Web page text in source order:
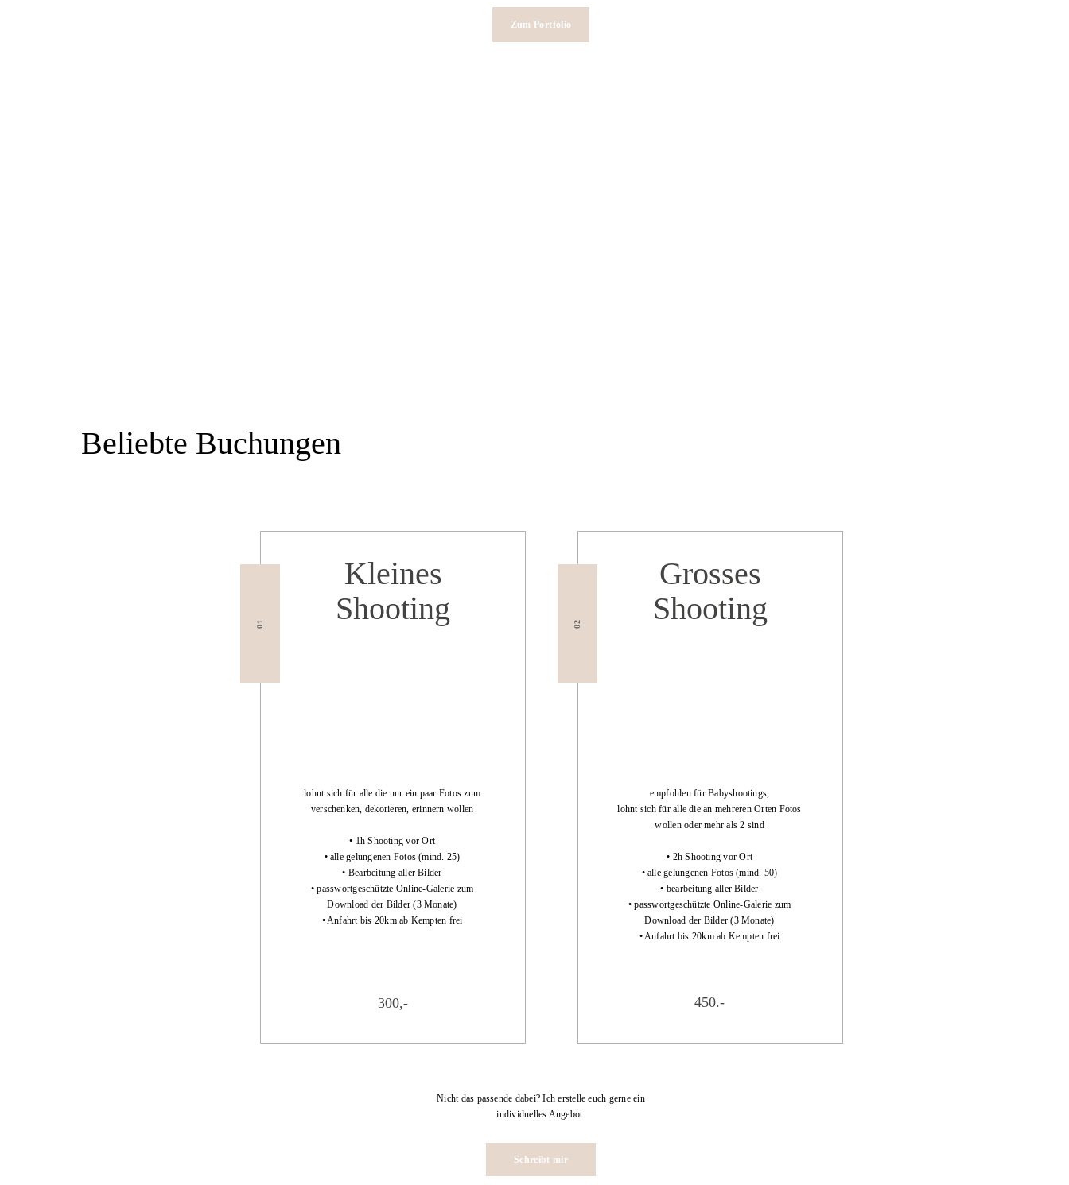
Zum Portfolio
Beliebte Buchungen
Grosses
Shooting
Kleines
Shooting
02
01
lohnt sich für alle die nur ein paar Fotos zum
verschenken, dekorieren, erinnern wollen
• 1h Shooting vor Ort
• alle gelungenen Fotos (mind. 25)
• Bearbeitung aller Bilder
• passwortgeschützte Online-Galerie zum
Download der Bilder (3 Monate)
• Anfahrt bis 20km ab Kempten frei
empfohlen für Babyshootings,
lohnt sich für alle die an mehreren Orten Fotos
wollen oder mehr als 2 sind
• 2h Shooting vor Ort
• alle gelungenen Fotos (mind. 50)
• bearbeitung aller Bilder
• passwortgeschützte Online-Galerie zum
Download der Bilder (3 Monate)
• Anfahrt bis 20km ab Kempten frei
450.-
300,-
Nicht das passende dabei? Ich erstelle euch gerne ein
individuelles Angebot.
Schreibt mir